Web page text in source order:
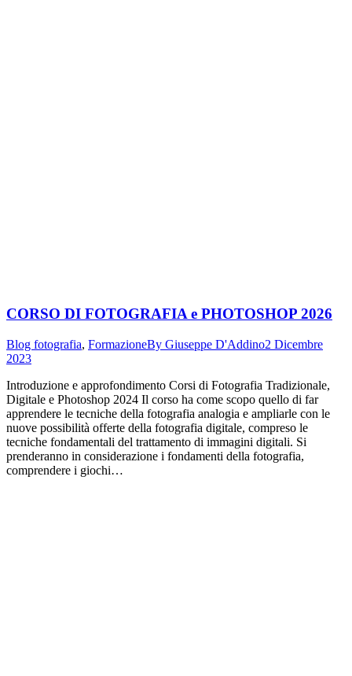
CORSO DI FOTOGRAFIA e PHOTOSHOP 2026
Blog fotografia, FormazioneBy Giuseppe D'Addino2 Dicembre
2023
Introduzione e approfondimento Corsi di Fotografia Tradizionale,
Digitale e Photoshop 2024 Il corso ha come scopo quello di far
apprendere le tecniche della fotografia analogia e ampliarle con le
nuove possibilità offerte della fotografia digitale, compreso le
tecniche fondamentali del trattamento di immagini digitali. Si
prenderanno in considerazione i fondamenti della fotografia,
comprendere i giochi…